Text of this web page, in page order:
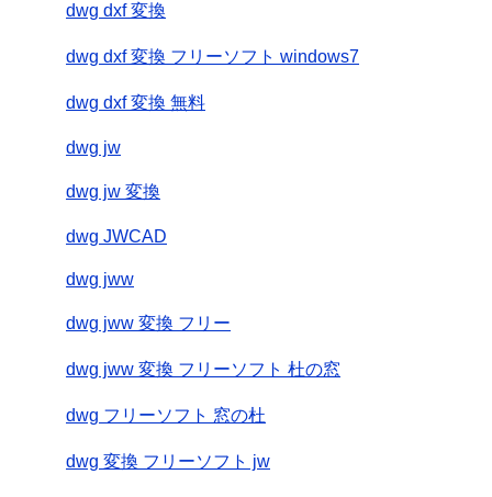
dwg dxf 変換
dwg dxf 変換 フリーソフト windows7
dwg dxf 変換 無料
dwg jw
dwg jw 変換
dwg JWCAD
dwg jww
dwg jww 変換 フリー
dwg jww 変換 フリーソフト 杜の窓
dwg フリーソフト 窓の杜
dwg 変換 フリーソフト jw